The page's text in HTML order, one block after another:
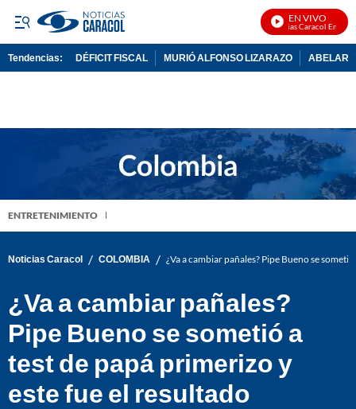
EN VIVO
Noticias Caracol En Vivo
Tendencias: DÉFICIT FISCAL MURIÓ ALFONSO LIZARAZO
ENTRETENIMIENTO
Noticias Caracol / COLOMBIA / ¿Va a cambiar pañales? Pipe Bueno se
¿Va a cambiar pañales?
Pipe Bueno se sometió a
test de papá primerizo y
este fue el resultado